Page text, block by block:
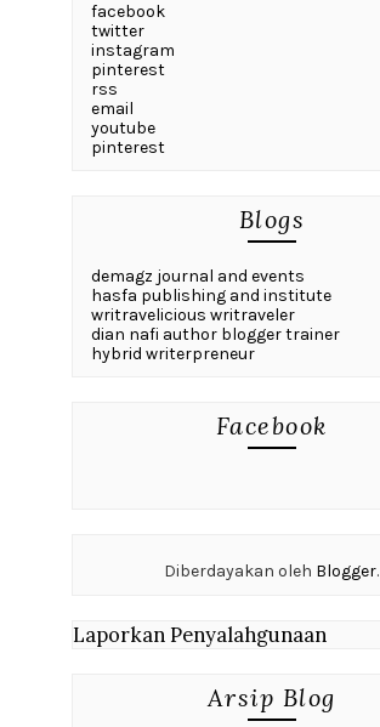
facebook
twitter
instagram
pinterest
rss
email
youtube
pinterest
Blogs
demagz journal and events
hasfa publishing and institute
writravelicious writraveler
dian nafi author blogger trainer
hybrid writerpreneur
Facebook
Diberdayakan oleh Blogger.
Laporkan Penyalahgunaan
Arsip Blog